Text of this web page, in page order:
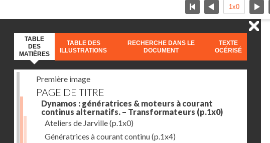
TABLE
DES
MATIÈRES
TABLE DES
ILLUSTRATIONS
RECHERCHE DANS LE
DOCUMENT
TEXTE
OCÉRISÉ
Première image
PAGE DE TITRE
Dynamos : génératrices & moteurs à courant
continus alternatifs. – Transformateurs (p.1x0)
Ateliers de Jarville(p.1x0)
Génératrices à courant continu(p.1x4)